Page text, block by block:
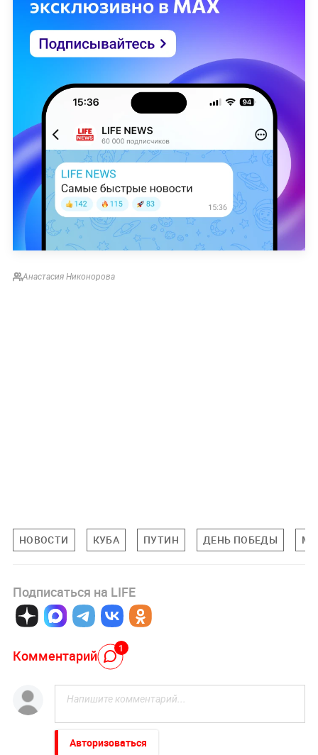
Анастасия Никонорова
НОВОСТИ КУБА ПУТИН ДЕНЬ ПОБЕДЫ
Подписаться на LIFE
Комментарий 1
Авторизоваться